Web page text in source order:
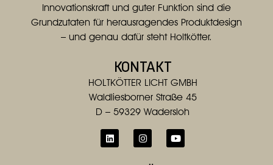
Innovationskraft und guter Funktion sind die
Grundzutaten für herausragendes Produktdesign
– und genau dafür steht Holtkötter.
KONTAKT
HOLTKÖTTER LICHT GMBH
Waldliesborner Straße 45
D – 59329 Wadersloh